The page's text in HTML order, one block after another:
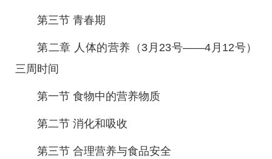
第三节 青春期
第二章 人体的营养（3月23号——4月12号）
三周时间
第一节 食物中的营养物质
第二节 消化和吸收
第三节 合理营养与食品安全